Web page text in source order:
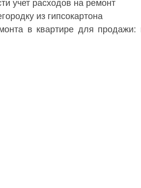
учет расходов на ремонт
из гипсокартона
в квартире для продажи: